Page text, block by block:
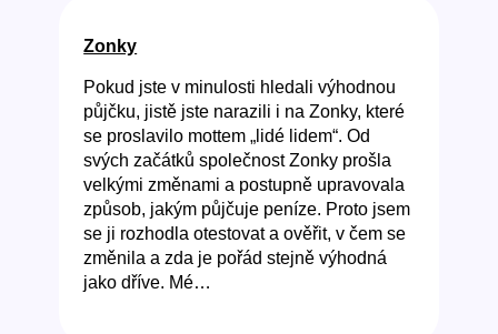
Zonky
Pokud jste v minulosti hledali výhodnou
půjčku, jistě jste narazili i na Zonky, které
se proslavilo mottem „lidé lidem“. Od
svých začátků společnost Zonky prošla
velkými změnami a postupně upravovala
způsob, jakým půjčuje peníze. Proto jsem
se ji rozhodla otestovat a ověřit, v čem se
změnila a zda je pořád stejně výhodná
jako dříve. Mé…